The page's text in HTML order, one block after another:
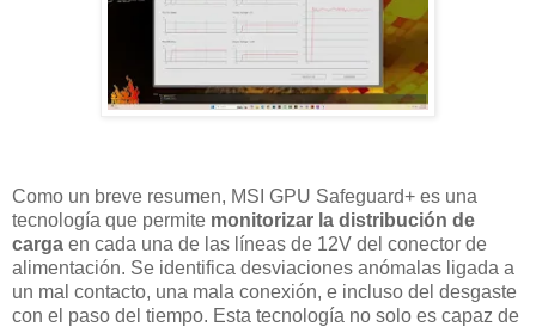
Como un breve resumen, MSI GPU Safeguard+ es una
tecnología que permite monitorizar la distribución de
carga en cada una de las líneas de 12V del conector de
alimentación. Se identifica desviaciones anómalas ligada a
un mal contacto, una mala conexión, e incluso del desgaste
con el paso del tiempo. Esta tecnología no solo es capaz de